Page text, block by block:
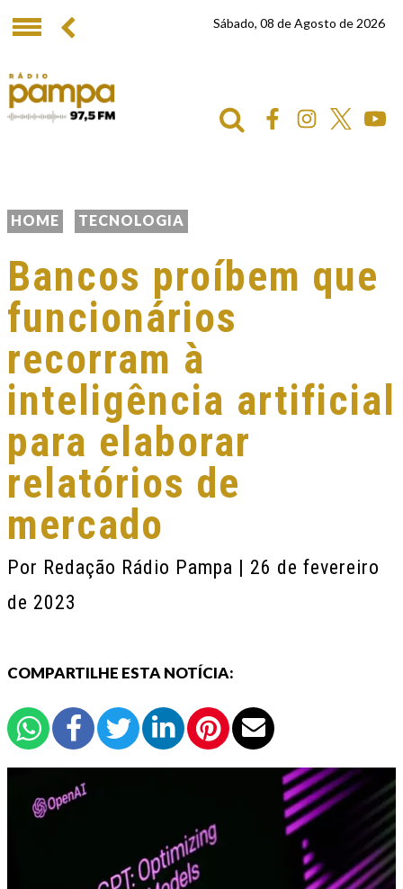
Sábado, 08 de Agosto de 2026
HOME TECNOLOGIA
Bancos proíbem que
funcionários
recorram à
inteligência artificial
para elaborar
relatórios de
mercado
Por Redação Rádio Pampa | 26 de fevereiro
de 2023
COMPARTILHE ESTA NOTÍCIA: